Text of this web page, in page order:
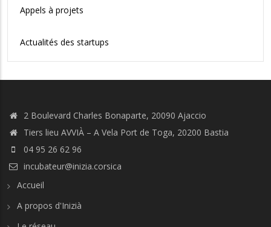
Appels à projets
Actualités des startups
2 Boulevard Charles Bonaparte, 20090 Ajaccio
Tiers lieu AVVIÀ – A Vela Port de Toga, 20200 Bastia
04 95 26 62 96
incubateur@inizia.corsica
Accueil
A propos d'Inizià